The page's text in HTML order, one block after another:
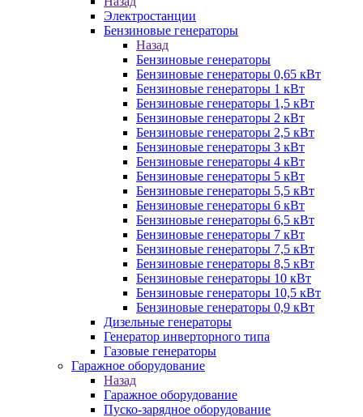
Электростанции
Бензиновые генераторы
Назад
Бензиновые генераторы
Бензиновые генераторы 0,65 кВт
Бензиновые генераторы 1 кВт
Бензиновые генераторы 1,5 кВт
Бензиновые генераторы 2 кВт
Бензиновые генераторы 2,5 кВт
Бензиновые генераторы 3 кВт
Бензиновые генераторы 4 кВт
Бензиновые генераторы 5 кВт
Бензиновые генераторы 5,5 кВт
Бензиновые генераторы 6 кВт
Бензиновые генераторы 6,5 кВт
Бензиновые генераторы 7 кВт
Бензиновые генераторы 7,5 кВт
Бензиновые генераторы 8,5 кВт
Бензиновые генераторы 10 кВт
Бензиновые генераторы 10,5 кВт
Бензиновые генераторы 0,9 кВт
Дизельные генераторы
Генератор инверторного типа
Газовые генераторы
Гаражное оборудование
Назад
Гаражное оборудование
Пуско-зарядное оборудование